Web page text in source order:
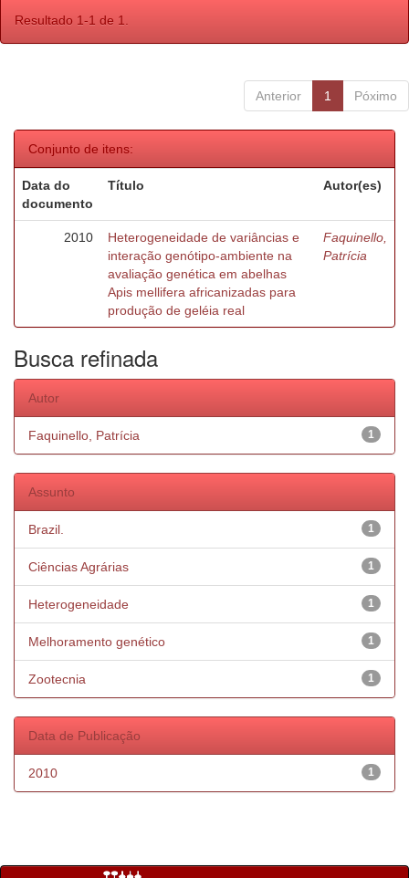
Resultado 1-1 de 1.
Anterior 1 Póximo
Conjunto de itens:
Data do
documento
Título Autor(es)
2010
Heterogeneidade de variâncias e
interação genótipo-ambiente na
avaliação genética em abelhas
Apis mellifera africanizadas para
produção de geléia real
Faquinello,
Patrícia
Busca refinada
Autor
1
Faquinello, Patrícia
Assunto
1
Brazil.
1
Ciências Agrárias
1
Heterogeneidade
1
Melhoramento genético
1
Zootecnia
Data de Publicação
1
2010